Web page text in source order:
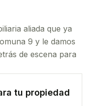
aliada que ya
9 y le damos
de escena para
tu propiedad